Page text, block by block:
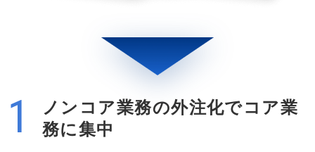
ノンコア業務の外注化でコア業
務に集中